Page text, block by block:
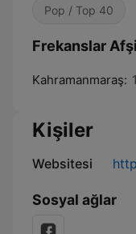
Pop / Top 40
Frekanslar
Kahramanmaraş:
Kişiler
Websitesi
Sosyal ağlar